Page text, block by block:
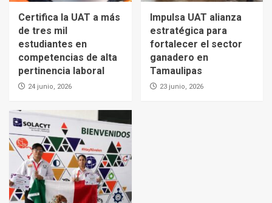
Certifica la UAT a más
de tres mil
estudiantes en
competencias de alta
pertinencia laboral
24 junio, 2026
Impulsa UAT alianza
estratégica para
fortalecer el sector
ganadero en
Tamaulipas
23 junio, 2026